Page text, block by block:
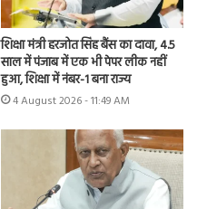
शिक्षा मंत्री हरजोत सिंह बैंस का दावा, 4.5
साल में पंजाब में एक भी पेपर लीक नहीं
हुआ, शिक्षा में नंबर-1 बना राज्य
4 August 2026 - 11:49 AM